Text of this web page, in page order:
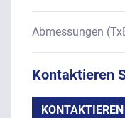
Abmessungen
Kontaktieren
KONTAKTIEREN